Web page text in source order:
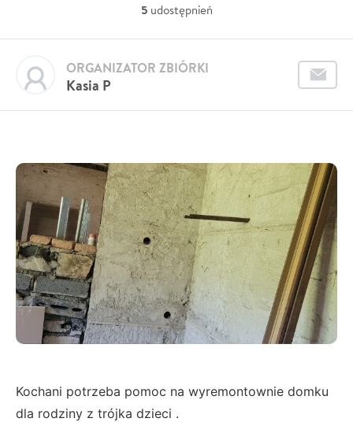
5 udostępnień
Kasia P
ORGANIZATOR ZBIÓRKI
Kochani potrzeba pomoc na wyremontownie domku
dla rodziny z trójka dzieci .